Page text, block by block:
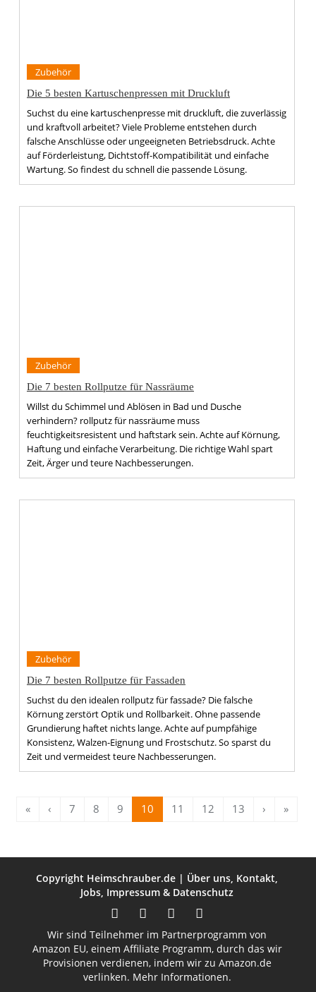
Zubehör
Die 5 besten Kartuschenpressen mit Druckluft
Suchst du eine kartuschenpresse mit druckluft, die zuverlässig
und kraftvoll arbeitet? Viele Probleme entstehen durch
falsche Anschlüsse oder ungeeigneten Betriebsdruck. Achte
auf Förderleistung, Dichtstoff-Kompatibilität und einfache
Wartung. So findest du schnell die passende Lösung.
Zubehör
Die 7 besten Rollputze für Nassräume
Willst du Schimmel und Ablösen in Bad und Dusche
verhindern? rollputz für nassräume muss
feuchtigkeitsresistent und haftstark sein. Achte auf Körnung,
Haftung und einfache Verarbeitung. Die richtige Wahl spart
Zeit, Ärger und teure Nachbesserungen.
Zubehör
Die 7 besten Rollputze für Fassaden
Suchst du den idealen rollputz für fassade? Die falsche
Körnung zerstört Optik und Rollbarkeit. Ohne passende
Grundierung haftet nichts lange. Achte auf pumpfähige
Konsistenz, Walzen-Eignung und Frostschutz. So sparst du
Zeit und vermeidest teure Nachbesserungen.
« ‹ 7 8 9 10 11 12 13 › »
Copyright Heimschrauber.de | Über uns, Kontakt,
Jobs, Impressum & Datenschutz
Wir sind Teilnehmer im Partnerprogramm von
Amazon EU, einem Affiliate Programm, durch das wir
Provisionen verdienen, indem wir zu Amazon.de
verlinken. Mehr Informationen.